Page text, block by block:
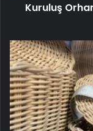
Kuruluş